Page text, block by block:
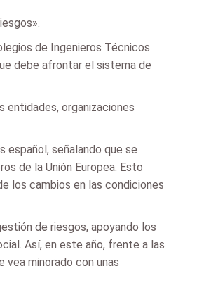
de Ingenieros Técnicos
debe afrontar el sistema de
entidades, organizaciones
español, señalando que se
de la Unión Europea. Esto
los cambios en las condiciones
de riesgos, apoyando los
Así, en este año, frente a las
minorado con unas